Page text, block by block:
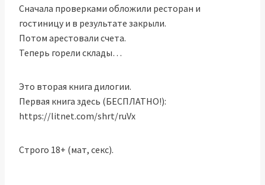
Сначала проверками обложили ресторан и
гостиницу и в результате закрыли.
Потом арестовали счета.
Теперь горели склады…
Это вторая книга дилогии.
Первая книга здесь (БЕСПЛАТНО!):
https://litnet.com/shrt/ruVx
Строго 18+ (мат, секс).